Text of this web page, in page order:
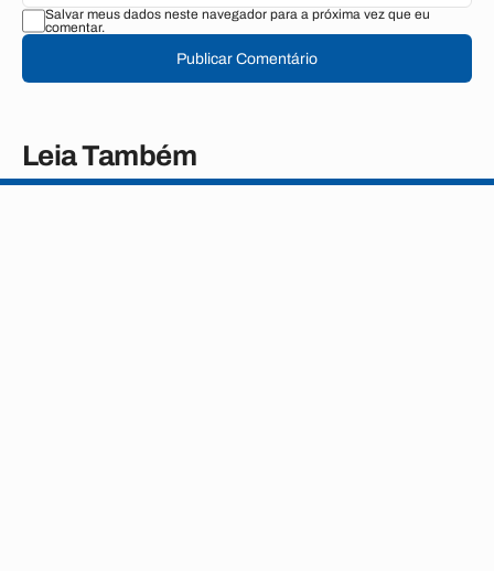
Salvar meus dados neste navegador para a próxima vez que eu
comentar.
Publicar Comentário
Leia Também